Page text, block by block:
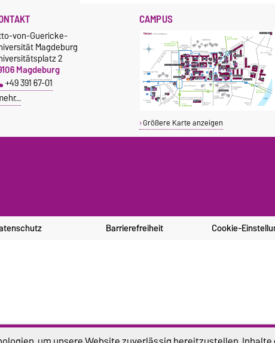
von-Guericke-
Magdeburg
2
Magdeburg
+49 391 67-01
CAMPUS
Größere Karte anzeigen
Barrierefreiheit Cookie-